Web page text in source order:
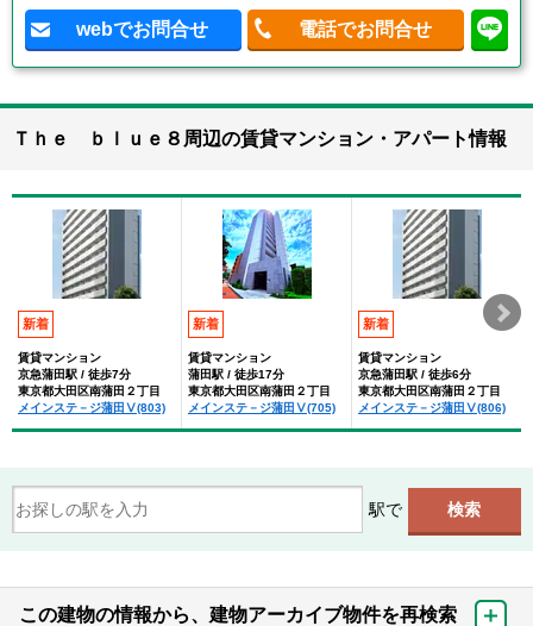
webでお問合せ 電話でお問合せ
Ｔｈｅ ｂｌｕｅ８周辺の賃貸マンション・アパート情報
新着
賃貸マンション
京急蒲田駅 / 徒歩7分
東京都大田区南蒲田２丁目
メインステ－ジ蒲田Ⅴ(803)
新着
賃貸マンション
蒲田駅 / 徒歩17分
東京都大田区南蒲田２丁目
メインステ－ジ蒲田Ⅴ(705)
新着
賃貸マンション
京急蒲田駅 / 徒歩6分
東京都大田区南蒲田２丁目
メインステ－ジ蒲田Ⅴ(806)
駅で
この建物の情報から、建物アーカイブ物件を再検索